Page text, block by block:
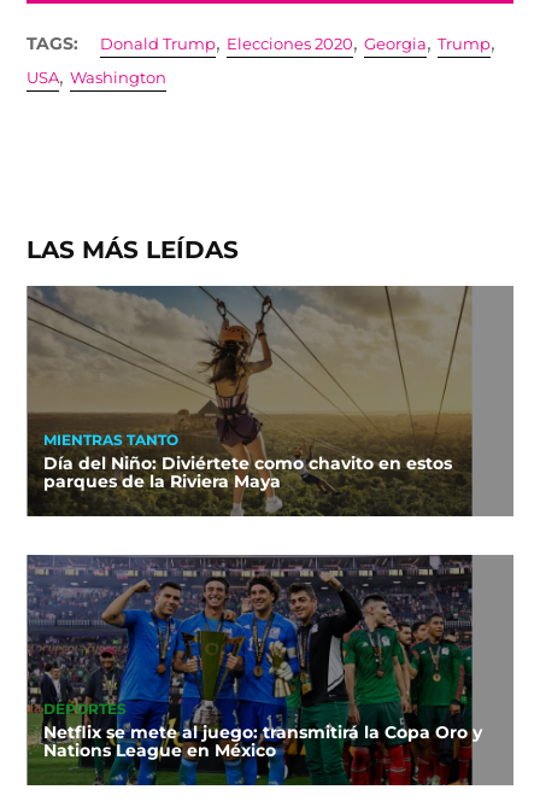
TAGS: Donald Trump, Elecciones 2020,Georgia,Trump,
USA,Washington
LAS MÁS LEÍDAS
MIENTRAS TANTO
Día del Niño: Diviértete como chavito en estos
parques de la Riviera Maya
DEPORTES
Netflix se mete al juego: transmitirá la Copa Oro y
Nations League en México